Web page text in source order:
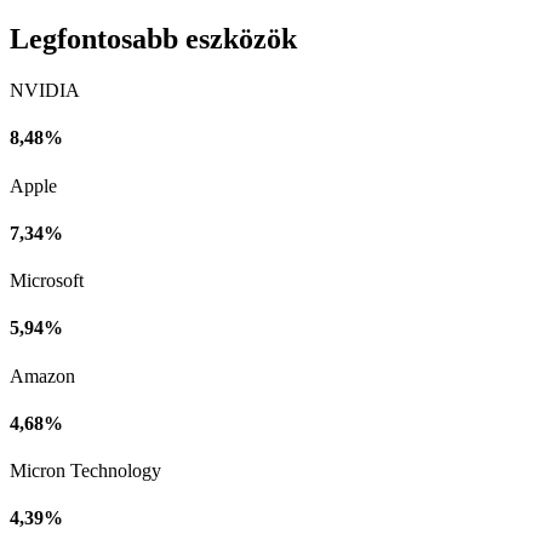
Legfontosabb eszközök
NVIDIA
8,48%
Apple
7,34%
Microsoft
5,94%
Amazon
4,68%
Micron Technology
4,39%